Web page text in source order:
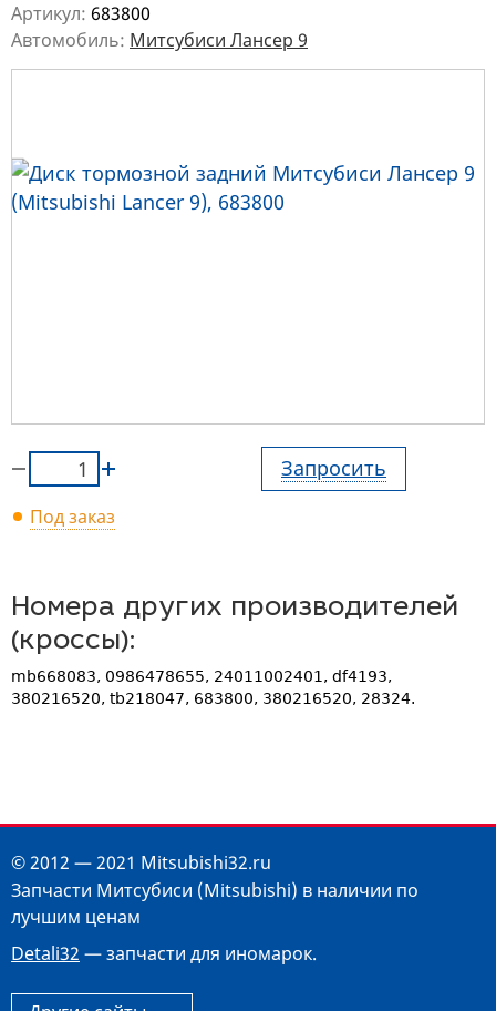
Артикул: 683800
Автомобиль: Митсубиси Лансер 9
Запросить
Под заказ
Номера других производителей
(кроссы):
mb668083, 0986478655, 24011002401, df4193,
380216520, tb218047, 683800, 380216520, 28324.
© 2012 — 2021 Mitsubishi32.ru
Запчасти Митсубиси (Mitsubishi) в наличии по
лучшим ценам
Detali32 — запчасти для иномарок.